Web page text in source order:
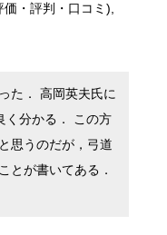
価・評判・口コミ)
た． 高岡英夫氏に
く分かる． この方
思うのだが，弓道
とが書いてある．